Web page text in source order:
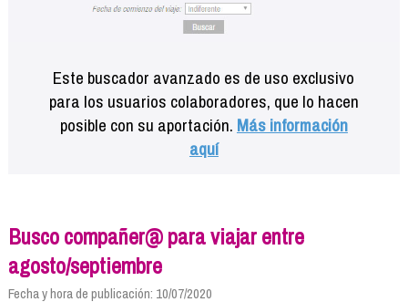
Este buscador avanzado es de uso exclusivo
para los usuarios colaboradores, que lo hacen
posible con su aportación. Más información
aquí
Busco compañer@ para viajar entre
agosto/septiembre
Fecha y hora de publicación: 10/07/2020